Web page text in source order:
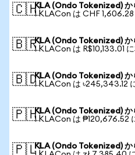
🇨🇭KLA (Ondo Tokenized) か
1 KLACon は CHF 1,606.28
🇧🇷KLA (Ondo Tokenized) か
1 KLACon は R$10,133.01
🇧🇩KLA (Ondo Tokenized) か
1 KLACon は ৳245,343.12
🇵🇭KLA (Ondo Tokenized) か
1 KLACon は ₱120,676.52
🇵🇱KLA (Ondo Tokenized) か